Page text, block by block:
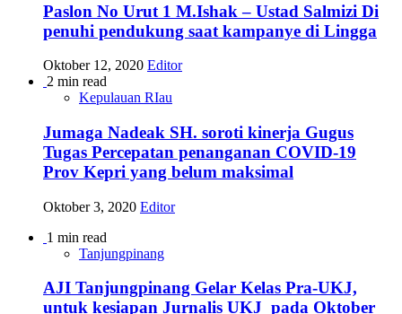
Paslon No Urut 1 M.Ishak – Ustad Salmizi Di
penuhi pendukung saat kampanye di Lingga
Oktober 12, 2020 Editor
2 min read
Kepulauan RIau
Jumaga Nadeak SH. soroti kinerja Gugus
Tugas Percepatan penanganan COVID-19
Prov Kepri yang belum maksimal
Oktober 3, 2020 Editor
1 min read
Tanjungpinang
AJI Tanjungpinang Gelar Kelas Pra-UKJ,
untuk kesiapan Jurnalis UKJ pada Oktober